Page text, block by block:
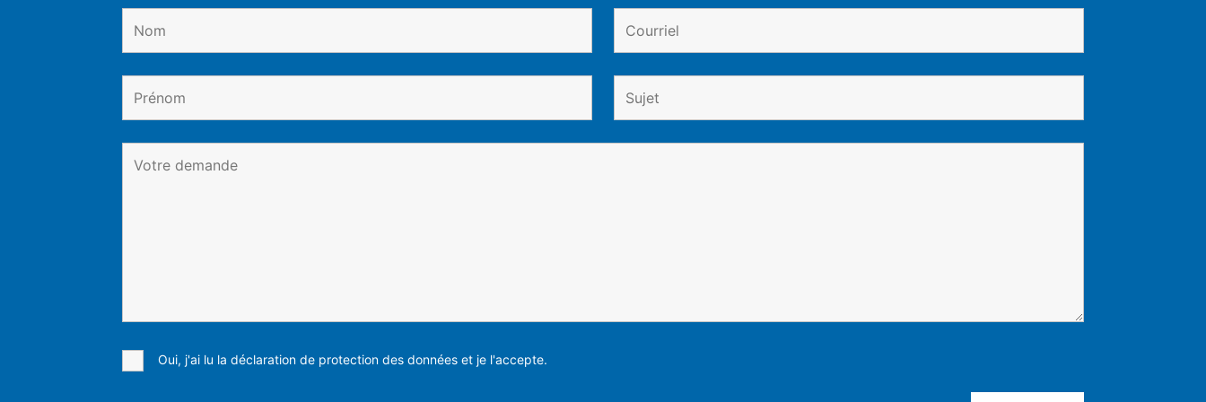
Oui, j'ai lu la déclaration de protection des données et je l'accepte.